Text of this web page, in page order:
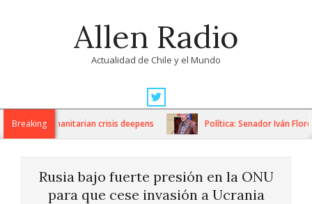
Allen Radio
Actualidad de Chile y el Mundo
Navigation
MenuBreaking
as humanitarian crisis deepens Política: Senador Iván
Rusia bajo fuerte presión en la ONU
para que cese invasión a Ucrania